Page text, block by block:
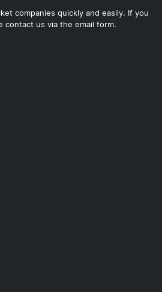
companies quickly and easily. If you
contact us via the email form.